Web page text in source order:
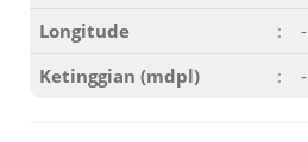
Longitude
:
-
Ketinggian (mdpl)
: -